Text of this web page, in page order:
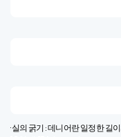
· 실의 굵기 : 데니어란 일정한